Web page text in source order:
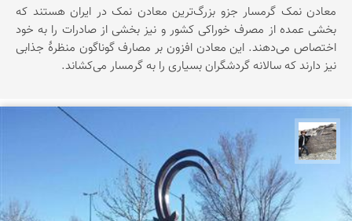
معادن نمک گرمسار جزو بزرگ‌ترین معادن نمک در ایران هستند که
بخشی عمده از مصرف خوراکی کشور و نیز بخشی از صادرات را به خود
اختصاص می‌دهند. این معادن افزون بر مصارف گوناگون منظرۀ جذابی
نیز دارند که سالانه گردشگران بسیاری را به گرمسار می‌کشاند.